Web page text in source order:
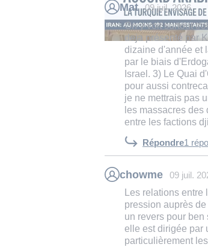
Mat 09 juil. 2026
On y voit surtout
deja présenté par
dizaine d'année et
par le biais
Israel. 3) Le Quai
pour aussi
je ne mettrais pas
les massacres des
entre les factions
Répondre1
chowme 09 juil.
Les relations
pression auprès
un revers pour ben
elle est dirigée par
particulièrement